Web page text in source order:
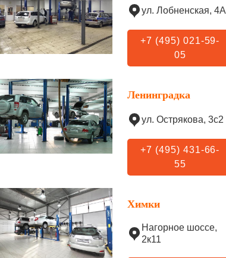
ул. Лобненская, 4А
+7 (495) 021-59-
05
Ленинградка
ул. Острякова, 3с2
+7 (495) 431-66-
55
Химки
Нагорное шоссе,
2к11